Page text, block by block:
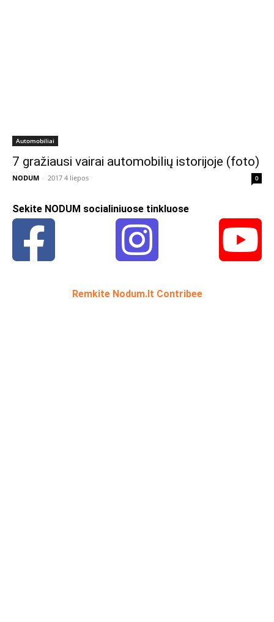
Automobiliai
7 gražiausi vairai automobilių istorijoje (foto)
NODUM - 2017 4 liepos 0
Sekite NODUM socialiniuose tinkluose
Remkite Nodum.lt Contribee